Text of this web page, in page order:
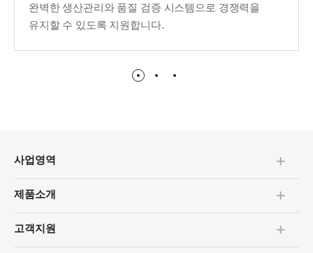
완벽한 생산관리와 품질 검증 시스템으로 경쟁력을
유지할 수 있도록 지원합니다.
사업영역
펼치기/
접기
제품소개
펼치기/
접기
고객지원
펼치기/
접기